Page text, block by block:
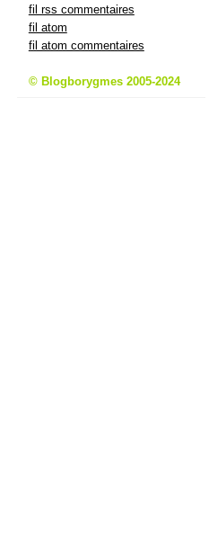
fil rss commentaires
fil atom
fil atom commentaires
© Blogborygmes 2005-2024